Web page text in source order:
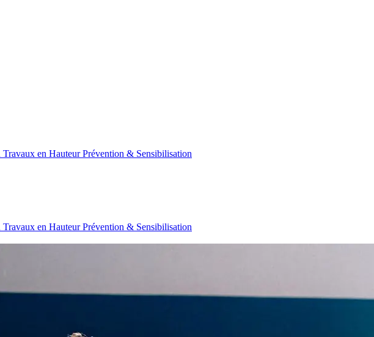
Travaux en HauteurPrévention & Sensibilisation
Travaux en HauteurPrévention & Sensibilisation